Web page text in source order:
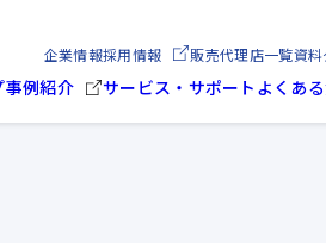
事例紹介 サービス・サポート よくあ
企業情報採用情報 販売代理店一覧資